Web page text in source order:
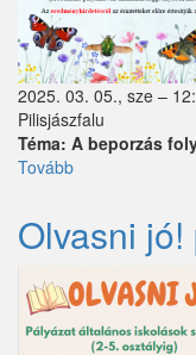
Pilisjászfalu
Pilisszántó
Pilisszentiván
Pilisszentkereszt
Pilisszentlászló
Püspökhatvan
2025. 03. 05., sze –
Pilisjászfalu
Téma: A beporzás
Tovább
beporzók
világnapja
alkalmából)
Olvasni